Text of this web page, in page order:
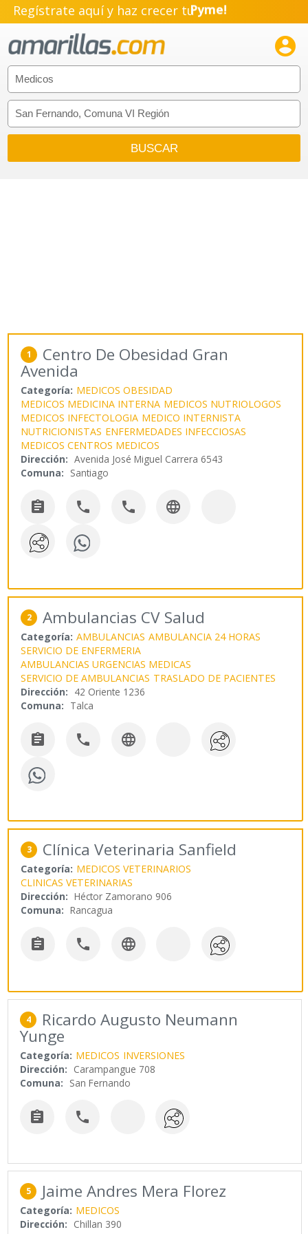
Regístrate aquí y haz crecer tuPyme!
Emprendimiento!

1 Centro De Obesidad Gran
Avenida
Categoría: MEDICOS OBESIDAD
MEDICOS MEDICINA INTERNA MEDICOS NUTRIOLOGOS
MEDICOS INFECTOLOGIA MEDICO INTERNISTA
NUTRICIONISTAS ENFERMEDADES INFECCIOSAS
MEDICOS CENTROS MEDICOS
Dirección: Avenida José Miguel Carrera 6543
Comuna: Santiago
   
2 Ambulancias CV Salud
Categoría: AMBULANCIAS AMBULANCIA 24 HORAS
SERVICIO DE ENFERMERIA
AMBULANCIAS URGENCIAS MEDICAS
SERVICIO DE AMBULANCIAS TRASLADO DE PACIENTES
Dirección: 42 Oriente 1236
Comuna: Talca
  
3 Clínica Veterinaria Sanfield
Categoría: MEDICOS VETERINARIOS
CLINICAS VETERINARIAS
Dirección: Héctor Zamorano 906
Comuna: Rancagua
  
4 Ricardo Augusto Neumann
Yunge
Categoría: MEDICOS INVERSIONES
Dirección: Carampangue 708
Comuna: San Fernando
 
5 Jaime Andres Mera Florez
Categoría: MEDICOS
Dirección: Chillan 390